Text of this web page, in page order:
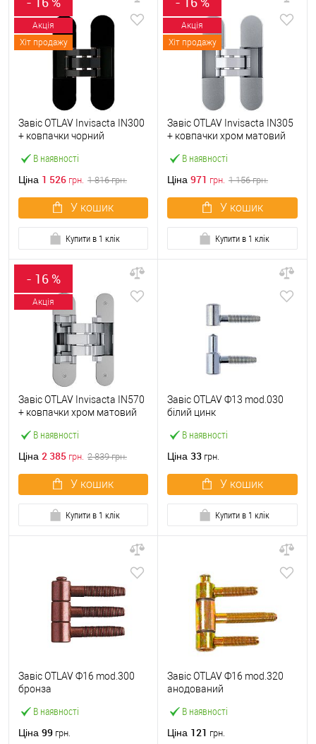
Акція
Хіт продажу
В наявності
Завіс OTLAV Invisacta IN300
+ ковпачки чорний
Ціна 1 526 грн. 1 816грн.
У кошик
Купити в 1 клік
Акція
Хіт продажу
В наявності
Завіс OTLAV Invisacta IN305
+ ковпачки хром матовий
Ціна 971 грн. 1 156грн.
У кошик
Купити в 1 клік
- 16 %
Акція
В наявності
Завіс OTLAV Invisacta IN570
+ ковпачки хром матовий
Ціна 2 385 грн. 2 839грн.
У кошик
Купити в 1 клік
В наявності
Завіс OTLAV Ф13 mod.030
білий цинк
Ціна 33 грн.
У кошик
Купити в 1 клік
В наявності
Завіс OTLAV Ф16 mod.300
бронза
Ціна 99 грн.
В наявності
Завіс OTLAV Ф16 mod.320
анодований
Ціна 121 грн.